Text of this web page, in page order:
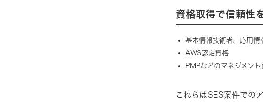
資格取得で信頼性
基本情報技術者、応用情
AWS認定資格
PMPなどのマネジメント
これらはSES案件での